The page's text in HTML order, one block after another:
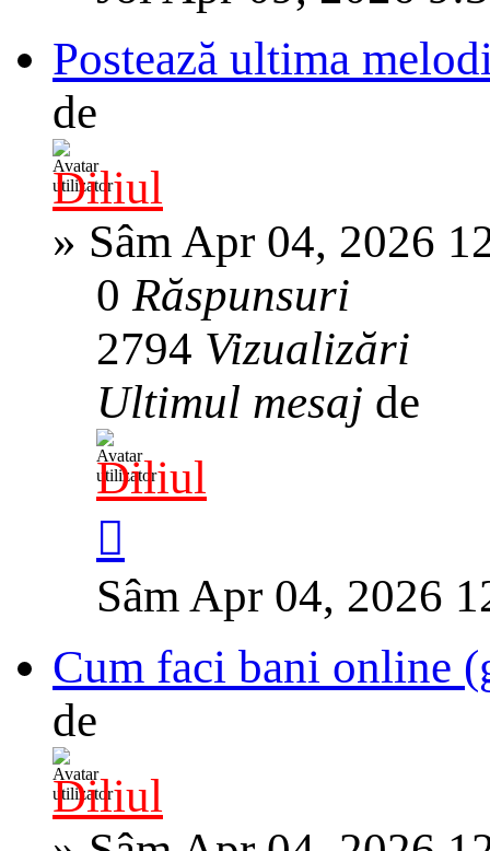
Postează ultima
de
Diliul
» Sâm Apr 04, 2026
0Răspunsuri
2794 Vizualizări
Ultimul mesaj de
Diliul
Sâm Apr 04, 2026
Cum faci bani online
de
Diliul